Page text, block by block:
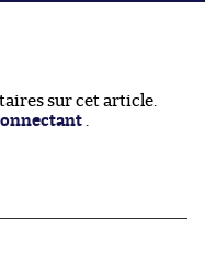
sur cet article.